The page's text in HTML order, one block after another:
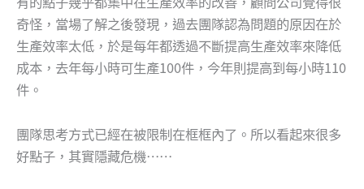
奇怪，當場了解之後發現，過去團隊認為問題的原因在於
生產效率太低，於是每年都透過不斷提高生產效率來降低
成本，去年每小時可生產100件，今年則提高到每小時110
件。
團隊思考方式已經在被限制在框框內了。所以看起來很多
好點子，其實隱藏危機……